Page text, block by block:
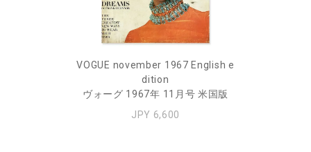
VOGUE november 1967 English e
dition
ヴォーグ 1967年 11月号 米国版
JPY 6,600